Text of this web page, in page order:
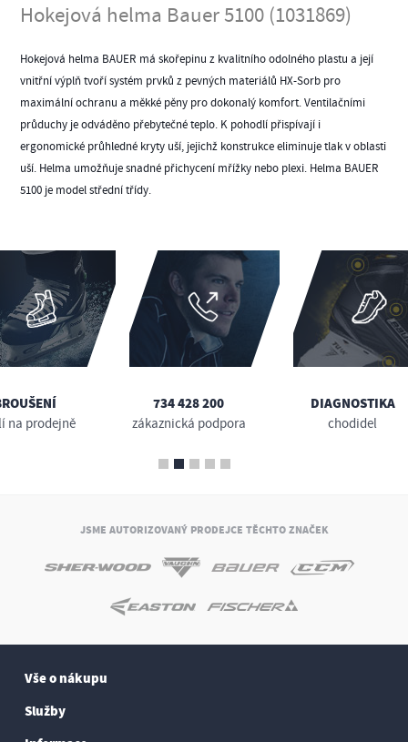
Hokejová helma Bauer 5100 (1031869)
Hokejová helma BAUER má skořepinu z kvalitního odolného plastu a její
vnitřní výplň tvoří systém prvků z pevných materiálů HX-Sorb pro
maximální ochranu a měkké pěny pro dokonalý komfort. Ventilačními
průduchy je odváděno přebytečné teplo. K pohodlí přispívají i
ergonomické průhledné kryty uší, jejichž konstrukce eliminuje tlak v oblasti
uší. Helma umožňuje snadné přichycení mřížky nebo plexi. Helma BAUER
5100 je model střední třídy.
na prodejně
734 428 200
zákaznická podpora
DIAGNOSTIKA
chodidel
JSME AUTORIZOVANÝ PRODEJCE TĚCHTO ZNAČEK
Vše o nákupu
Služby